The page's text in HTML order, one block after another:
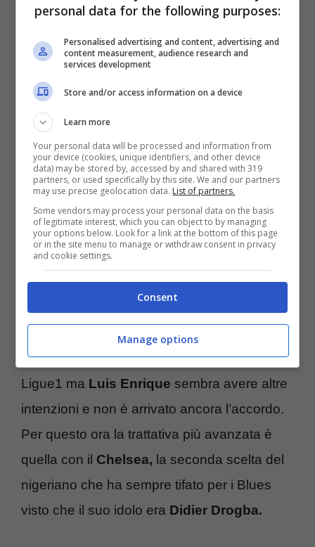
scambio con Lukaku più conguaglioa
destinazione inglese ma oraè arrivata una
clamorosa profezia
idea.
Osimhen al Chelsea? La
profezia gli dice di non
andare
Osimhen
e vorrebbe trasferirsi di nuovo in
Francia per giocare con il miglior club della
Ligue1 ma Luis Enrique sembra avere altre
intenzioni e non è arrivato ancora l’accordo.
Per questo ora la trattativa più avanzata è
quella con il Chelsea, la seconda scelta del
nigeriano che ha sempre tifato per i Blues
visto che il suo idolo era Didier Drogba.
personal data for the following purposes:
Personalised advertising and content, advertising and
content measurement, audience research and
services development
Store and/or access information on a device
Learn more
Your personal data will be processed and information from
your device (cookies, unique identifiers, and other device
data) may be stored by, accessed by and shared with 319
partners, or used specifically by this site. We and our partners
may use precise geolocation data. List of partners.
Some vendors may process your personal data on the basis
of legitimate interest, which you can object to by managing
your options below. Look for a link at the bottom of this page
or in the site menu to manage or withdraw consent in privacy
and cookie settings.
Consent
Manage options